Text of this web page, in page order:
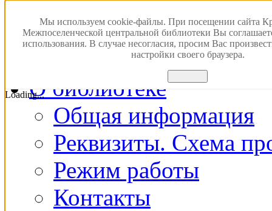
Мы используем cookie-файлы. При посещении сайта
Межпоселенческой центральной библиотеки Вы
использования. В случае несогласия, просим Вас
настройки своего браузера.
Loading...
Версия для
О библиотеке
Общая информация
Реквизиты. Схема
Режим работы
Контакты